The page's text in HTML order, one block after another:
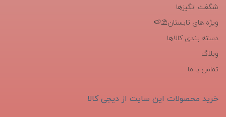
شگفت انگیزها
ویژه های تابستان⛱️🍉
دسته بندی کالاها
وبلاگ
تماس با ما
خرید محصولات این سایت از دیجی کالا